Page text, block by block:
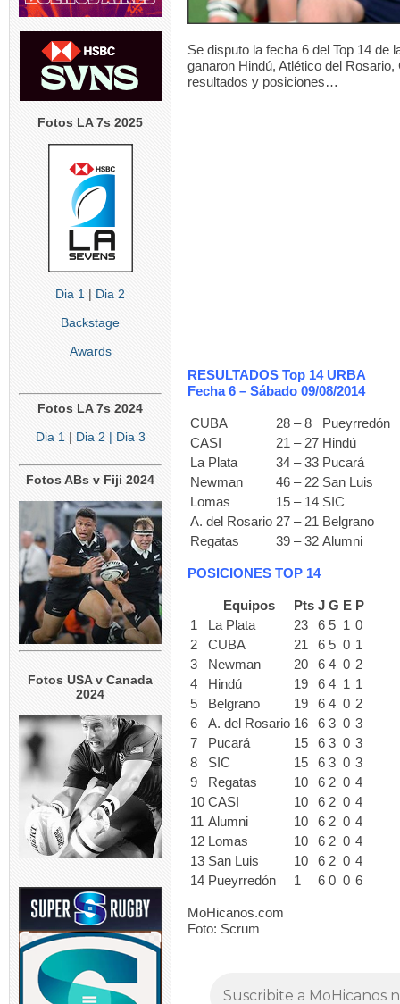
Fotos LA 7s 2025
Dia 1 | Dia 2
Backstage
Awards
Fotos LA 7s 2024
Dia 1 | Dia 2 | Dia 3
Fotos ABs v Fiji 2024
Fotos USA v Canada
2024
Se disputo la fecha 6 del Top 14 de
ganaron Hindú, Atlético del
resultados y posiciones…
RESULTADOS Top 14 URBA
Fecha 6 – Sábado 09/08/2014
CUBA 28 – 8
Pueyrredón
CASI
21 – 27 Hindú
La Plata
34 – 33 Pucará
Newman
46 – 22 San Luis
Lomas
15 – 14 SIC
A. del Rosario 27 – 21 Belgrano
Regatas
39 – 32 Alumni
POSICIONES TOP 14
Equipos Pts J G E P
1
La Plata 23 6 5 1 0
2
CUBA 21 6 5 0 1
3
Newman 20 6 4 0 2
4
Hindú 19 6 4 1 1
5
Belgrano 19 6 4 0 2
6
A. del Rosario 16 6 3 0 3
7
Pucará 15 6 3 0 3
8
SIC 15 6 3 0 3
9
Regatas 10 6 2 0 4
10 CASI 10 6 2 0 4
11 Alumni 10 6 2 0 4
12 Lomas 10 6 2 0 4
13 San Luis 10 6 2 0 4
14 Pueyrredón 1 6 0 0 6
MoHicanos.com
Foto: Scrum